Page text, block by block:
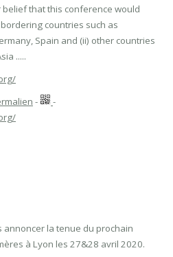
that this conference would
countries such as
Spain and (ii) other countries
.....
-
-
annoncer la tenue du prochain
à Lyon les 27&28 avril 2020.